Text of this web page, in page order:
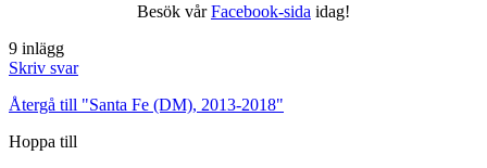
Besök vårFacebook-sida idag!
9 inlägg
Skriv svar
Återgå till "Santa Fe (DM), 2013-2018"
Hoppa till